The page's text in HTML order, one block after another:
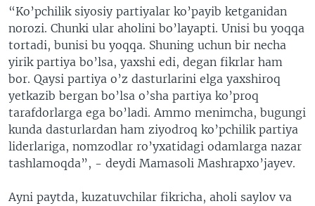
“Ko’pchilik siyosiy partiyalar ko’payib ketganidan
norozi. Chunki ular aholini bo’layapti. Unisi bu yoqqa
tortadi, bunisi bu yoqqa. Shuning uchun bir necha
yirik partiya bo’lsa, yaxshi edi, degan fikrlar ham
bor. Qaysi partiya o’z dasturlarini elga yaxshiroq
yetkazib bergan bo’lsa o’sha partiya ko’proq
tarafdorlarga ega bo’ladi. Ammo menimcha, bugungi
kunda dasturlardan ham ziyodroq ko’pchilik partiya
liderlariga, nomzodlar ro’yxatidagi odamlarga nazar
tashlamoqda”, - deydi Mamasoli Mashrapxo’jayev.
Ayni paytda, kuzatuvchilar fikricha, aholi saylov va